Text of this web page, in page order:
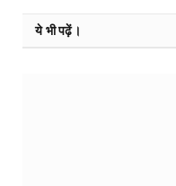
ये भी पढ़ें।